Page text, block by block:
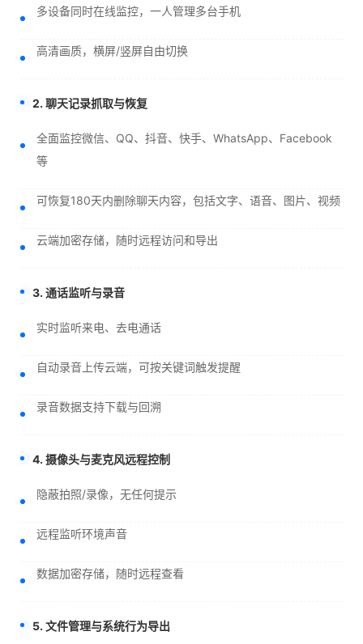
多设备同时在线监控，一人管理多台手机
高清画质，横屏/竖屏自由切换
2. 聊天记录抓取与恢复
全面监控微信、QQ、抖音、快手、WhatsApp、Facebook
等
可恢复180天内删除聊天内容，包括文字、语音、图片、视频
云端加密存储，随时远程访问和导出
3. 通话监听与录音
实时监听来电、去电通话
自动录音上传云端，可按关键词触发提醒
录音数据支持下载与回溯
4. 摄像头与麦克风远程控制
隐蔽拍照/录像，无任何提示
远程监听环境声音
数据加密存储，随时远程查看
5. 文件管理与系统行为导出